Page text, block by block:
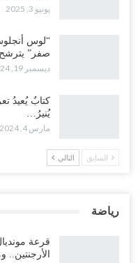
يونيو 3, 2025
“لوس
صفر”
ديسمبر 19, 2024
كتابٌ يُعيدُ
يُنيرُ…
مارس 4, 2024
السابق التالي
رياضة